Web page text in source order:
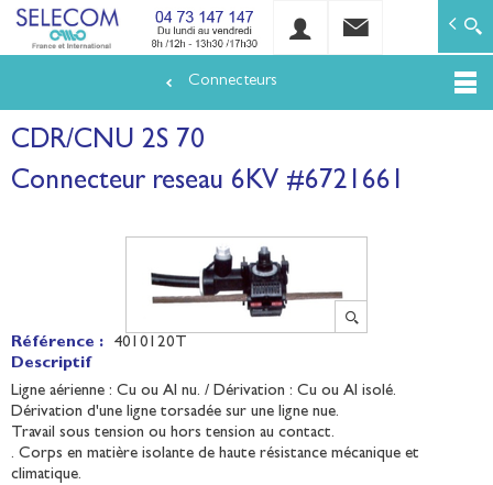
au
contenu
SELECOM
Matériels de réseaux électriques basse tension et
Connecteurs
CDR/CNU 2S 70
Connecteur reseau 6KV #6721661
Référence :
4010120T
Descriptif
Ligne aérienne : Cu ou Al nu. / Dérivation : Cu ou Al isolé.
Dérivation d'une ligne torsadée sur une ligne nue.
Travail sous tension ou hors tension au contact.
. Corps en matière isolante de haute résistance mécanique et
climatique.